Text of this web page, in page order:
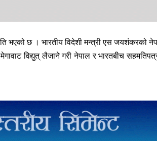
भएको छ । भारतीय विदेशी मन्त्री एस जयशंकरको
विद्युत् लैजाने गरी नेपाल र भारतबीच